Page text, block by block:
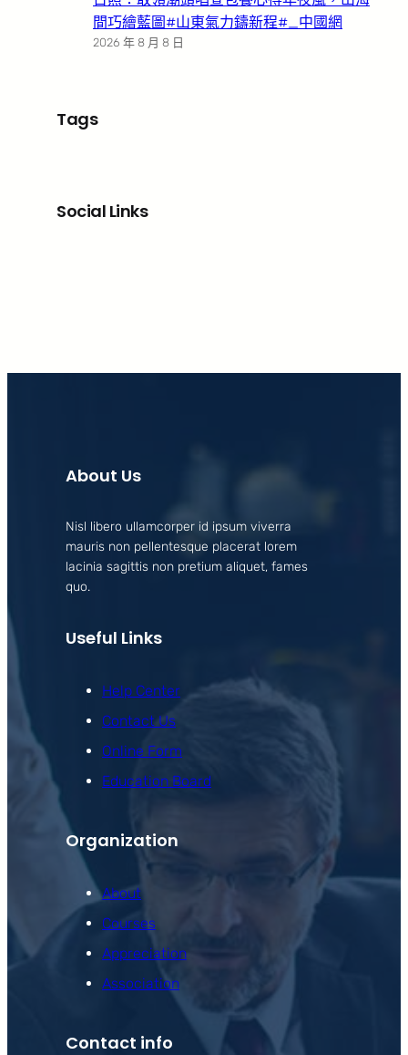
間巧繪藍圖#山東氣力鑄新程#_中國網
2026 年 8 月 8 日
Tags
Social Links
About Us
Nisl libero ullamcorper id ipsum viverra
mauris non pellentesque placerat lorem
lacinia sagittis non pretium aliquet, fames
quo.
Useful Links
Help Center
Contact Us
Online Form
Education Board
Organization
About
Courses
Appreciation
Association
Contact info